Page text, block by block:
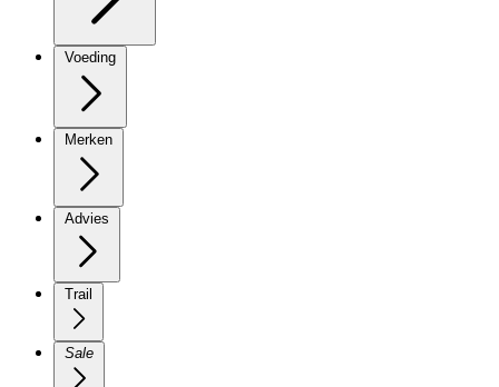
Voeding
Merken
Advies
Trail
Sale